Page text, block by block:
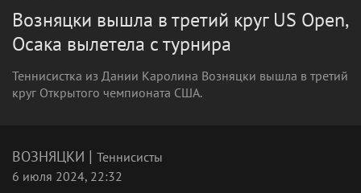
Возняцки вышла в третий круг US Open,
Осака вылетела с турнира
Теннисистка из Дании Каролина Возняцки вышла в третий
круг Открытого чемпионата США.
ВОЗНЯЦКИ | Теннисисты
6 июля 2024, 22:32